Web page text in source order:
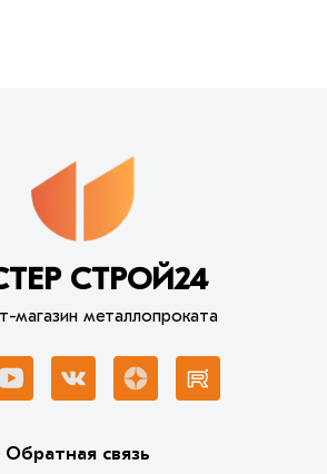
СТРОЙ24
магазин металлопроката
Обратная связь